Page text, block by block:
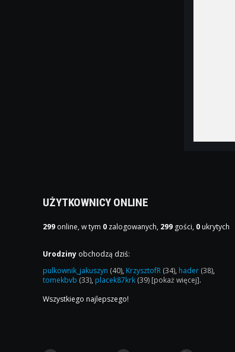
UŻYTKOWNICY ONLINE
299 online, w tym 0 zalogowanych, 299 gości, 0 ukrytych
Urodziny obchodzą dziś:
pulkownik_jakuszyn (40), KrzysztofR (34), hader (38),
tomekbvb (33), placek87krk (39) [pokaż więcej].
Wszystkiego najlepszego!